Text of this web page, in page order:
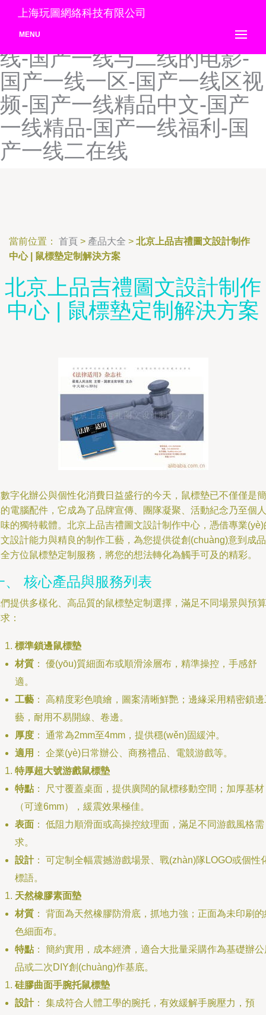
国产一线自拍第99页-国产一
线在线观看福利-国产一线在
线-国产一线与二线的电影-
国产一线一区-国产一线区视
频-国产一线精品中文-国产
一线精品-国产一线福利-国
产一线二在线
上海玩圖網絡科技有限公司
MENU
當前位置： 首頁 > 產品大全 > 北京上品吉禮圖文設計制作
中心 | 鼠標墊定制解決方案
北京上品吉禮圖文設計制作
中心 | 鼠標墊定制解決方案
字化辦公與個性化消費日益盛行的今天，鼠標墊已不僅僅是簡
電腦配件，它成為了品牌宣傳、團隊凝聚、活動紀念乃至個人
的獨特載體。北京上品吉禮圖文設計制作中心，憑借專業(yè)
設計能力與精良的制作工藝，為您提供從創(chuàng)意到成品
方位鼠標墊定制服務，將您的想法轉化為觸手可及的精彩。
、 核心產品與服務列表
提供多樣化、高品質的鼠標墊定制選擇，滿足不同場景與預算
：
標準鎖邊鼠標墊
材質 ： 優(yōu)質細面布或順滑涂層布，精準操控，手感舒
適。
工藝 ： 高精度彩色噴繪，圖案清晰鮮艷；邊緣采用精密鎖
藝，耐用不易開線、卷邊。
厚度 ： 通常為2mm至4mm，提供穩(wěn)固緩沖。
適用 ： 企業(yè)日常辦公、商務禮品、電競游戲等。
特厚超大號游戲鼠標墊
特點 ： 尺寸覆蓋桌面，提供廣闊的鼠標移動空間；加厚基材
（可達6mm），緩震效果極佳。
表面 ： 低阻力順滑面或高操控紋理面，滿足不同游戲風格需
求。
設計： 可定制全幅震撼游戲場景、戰(zhàn)隊LOGO或個性
標語。
天然橡膠素面墊
材質 ： 背面為天然橡膠防滑底，抓地力強；正面為未印刷
色細面布。
特點 ： 簡約實用，成本經濟，適合大批量采購作為基礎辦
品或二次DIY創(chuàng)作基底。
硅膠曲面手腕托鼠標墊
設計： 集成符合人體工學的腕托，有效緩解手腕壓力，預